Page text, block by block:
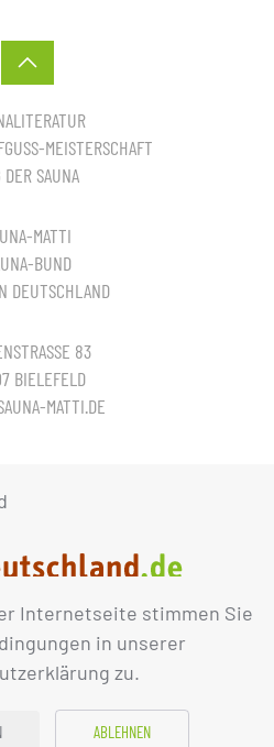
Internetseite stimmen Sie
in unserer
zu.
ABLEHNEN
MEISTERSCHAFT
DER SAUNA
MATTI
BUND
DEUTSCHLAND
83
BIELEFELD
MATTI.DE
IMPRESSUM DATENSCHUTZ